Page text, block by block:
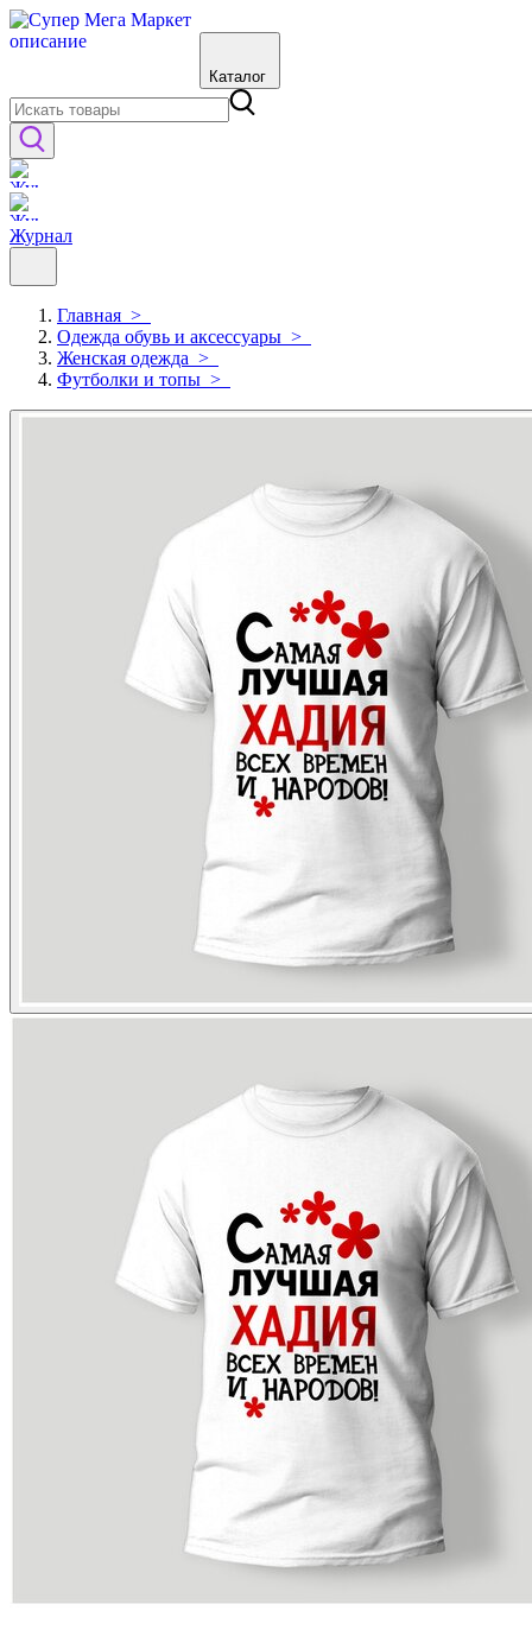
Каталог
Журнал
Главная >
Одежда обувь и аксессуары >
Женская одежда >
Футболки и топы >